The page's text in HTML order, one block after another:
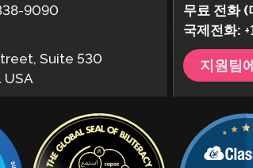
9090
Suite 530
USA
무료 전화 (
국제전화:
지원팀